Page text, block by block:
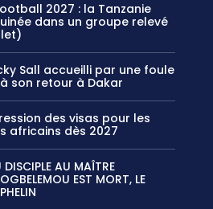
2027 : la Tanzanie
dans un groupe relevé
Sall accueilli par une foule
son retour à Dakar
des visas pour les
africains dès 2027
AU MAÎTRE
EST MORT, LE